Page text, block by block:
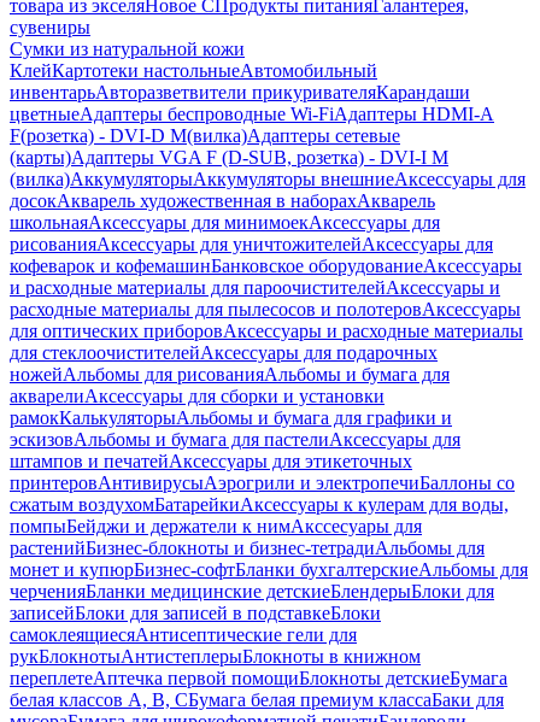
товара из экселяНовое СПродукты питанияГалантерея,
сувениры
Сумки из натуральной кожи
КлейКартотеки настольныеАвтомобильный
инвентарьАвторазветвители прикуривателяКарандаши
цветныеАдаптеры беспроводные Wi-FiАдаптеры HDMI-A
F(розетка) - DVI-D M(вилка)Адаптеры сетевые
(карты)Адаптеры VGA F (D-SUB, розетка) - DVI-I M
(вилка)АккумуляторыАккумуляторы внешниеАксессуары для
досокАкварель художественная в наборахАкварель
школьнаяАксессуары для минимоекАксессуары для
рисованияАксессуары для уничтожителейАксессуары для
кофеварок и кофемашинБанковское оборудованиеАксессуары
и расходные материалы для пароочистителейАксессуары и
расходные материалы для пылесосов и полотеровАксессуары
для оптических приборовАксессуары и расходные материалы
для стеклоочистителейАксессуары для подарочных
ножейАльбомы для рисованияАльбомы и бумага для
акварелиАксессуары для сборки и установки
рамокКалькуляторыАльбомы и бумага для графики и
эскизовАльбомы и бумага для пастелиАксессуары для
штампов и печатейАксессуары для этикеточных
принтеровАнтивирусыАэрогрили и электропечиБаллоны со
сжатым воздухомБатарейкиАксессуары к кулерам для воды,
помпыБейджи и держатели к нимАкссесуары для
растенийБизнес-блокноты и бизнес-тетрадиАльбомы для
монет и купюрБизнес-софтБланки бухгалтерскиеАльбомы для
черченияБланки медицинские детскиеБлендерыБлоки для
записейБлоки для записей в подставкеБлоки
самоклеящиесяАнтисептические гели для
рукБлокнотыАнтистеплерыБлокноты в книжном
переплетеАптечка первой помощиБлокноты детскиеБумага
белая классов А, В, СБумага белая премиум классаБаки для